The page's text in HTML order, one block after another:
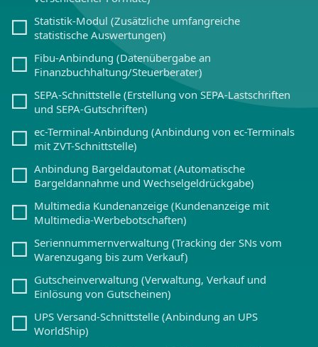
Statistik-Modul (Zusätzliche umfangreiche
statistische Auswertungen)
Fibu-Anbindung (Datenübergabe an
Finanzbuchhaltung/Steuerberater)
SEPA-Schnittstelle (Erstellung von SEPA-Lastschriften
und SEPA-Gutschriften)
ec-Terminal-Anbindung (Anbindung von ec-Terminals
mit ZVT-Schnittstelle)
Anbindung Bargeldautomat (Automatische
Bargeldannahme und Wechselgeldrückgabe)
Multimedia Kundenanzeige (Kundenanzeige mit
Multimedia-Werbebotschaften)
Seriennummernverwaltung (Tracking der SNs vom
Warenzugang bis zum Verkauf)
Gutscheinverwaltung (Verwaltung, Verkauf und
Einlösung von Gutscheinen)
UPS Versand-Schnittstelle (Anbindung an UPS
WorldShip)